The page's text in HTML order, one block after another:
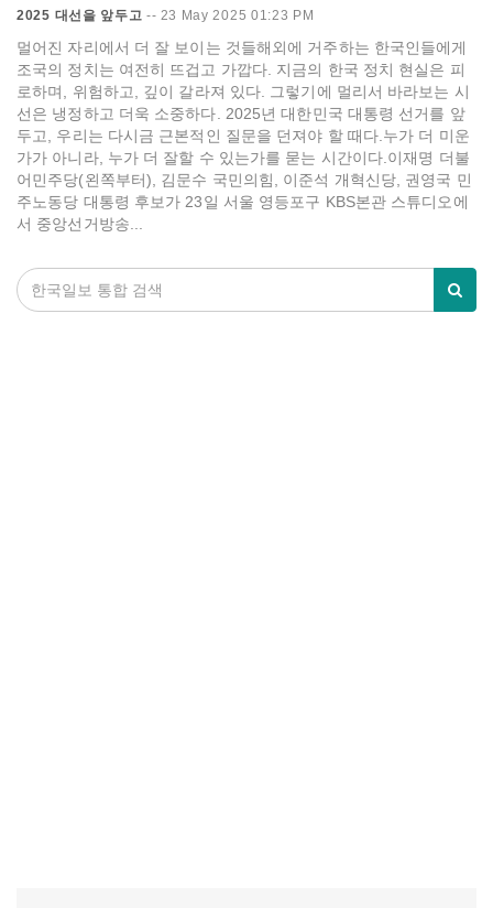
2025 대선을 앞두고 -- 23 May 2025 01:23 PM
멀어진 자리에서 더 잘 보이는 것들해외에 거주하는 한국인들에게
조국의 정치는 여전히 뜨겁고 가깝다. 지금의 한국 정치 현실은 피
로하며, 위험하고, 깊이 갈라져 있다. 그렇기에 멀리서 바라보는 시
선은 냉정하고 더욱 소중하다. 2025년 대한민국 대통령 선거를 앞
두고, 우리는 다시금 근본적인 질문을 던져야 할 때다.누가 더 미운
가가 아니라, 누가 더 잘할 수 있는가를 묻는 시간이다.이재명 더불
어민주당(왼쪽부터), 김문수 국민의힘, 이준석 개혁신당, 권영국 민
주노동당 대통령 후보가 23일 서울 영등포구 KBS본관 스튜디오에
서 중앙선거방송...